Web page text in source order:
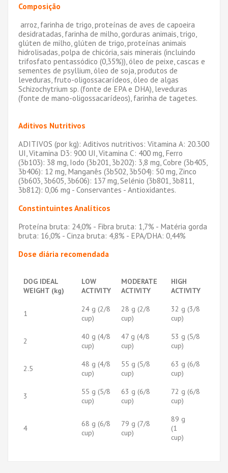
Composição
arroz, farinha de trigo, proteínas de aves de capoeira
desidratadas, farinha de milho, gorduras animais, trigo,
glúten de milho, glúten de trigo, proteínas animais
hidrolisadas, polpa de chicória, sais minerais (incluindo
trifosfato pentassódico (0,35%)), óleo de peixe, cascas e
sementes de psyllium, óleo de soja, produtos de
leveduras, fruto-oligossacarídeos, óleo de algas
Schizochytrium sp. (fonte de EPA e DHA), leveduras
(fonte de mano-oligossacarídeos), farinha de tagetes.
Aditivos Nutritivos
ADITIVOS (por kg): Aditivos nutritivos: Vitamina A: 20.300
UI, Vitamina D3: 900 UI, Vitamina C: 400 mg, Ferro
(3b103): 38 mg, Iodo (3b201, 3b202): 3,8 mg, Cobre (3b405,
3b406): 12 mg, Manganês (3b502, 3b504): 50 mg, Zinco
(3b603, 3b605, 3b606): 137 mg, Selénio (3b801, 3b811,
3b812): 0,06 mg - Conservantes - Antioxidantes.
Constintuintes Analíticos
Proteína bruta: 24,0% - Fibra bruta: 1,7% - Matéria gorda
bruta: 16,0% - Cinza bruta: 4,8% - EPA/DHA: 0,44%
Dose diária recomendada
DOG IDEAL
WEIGHT (kg)
LOW
ACTIVITY
MODERATE
ACTIVITY
HIGH
ACTIVITY
1
24 g (2/8
cup)
28 g (2/8
cup)
32 g (3/8
cup)
2
40 g (4/8
cup)
47 g (4/8
cup)
53 g (5/8
cup)
2.5
48 g (4/8
cup)
55 g (5/8
cup)
63 g (6/8
cup)
3
55 g (5/8
cup)
63 g (6/8
cup)
72 g (6/8
cup)
4
68 g (6/8
cup)
79 g (7/8
cup)
89 g
(1
cup)